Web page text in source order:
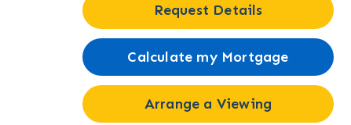
Request Details
Calculate my Mortgage
Arrange a Viewing